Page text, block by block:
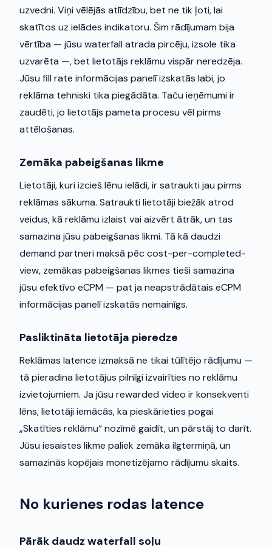
uzvedni. Viņi vēlējās atlīdzību, bet ne tik ļoti, lai
skatītos uz ielādes indikatoru. Šim rādījumam bija
vērtība — jūsu waterfall atrada pircēju, izsole tika
uzvarēta —, bet lietotājs reklāmu vispār neredzēja.
Jūsu fill rate informācijas panelī izskatās labi, jo
reklāma tehniski tika piegādāta. Taču ieņēmumi ir
zaudēti, jo lietotājs pameta procesu vēl pirms
attēlošanas.
Zemāka pabeigšanas likme
Lietotāji, kuri izcieš lēnu ielādi, ir satraukti jau pirms
reklāmas sākuma. Satraukti lietotāji biežāk atrod
veidus, kā reklāmu izlaist vai aizvērt ātrāk, un tas
samazina jūsu pabeigšanas likmi. Tā kā daudzi
demand partneri maksā pēc cost-per-completed-
view, zemākas pabeigšanas likmes tieši samazina
jūsu efektīvo eCPM — pat ja neapstrādātais eCPM
informācijas panelī izskatās nemainīgs.
Pasliktināta lietotāja pieredze
Reklāmas latence izmaksā ne tikai tūlītējo rādījumu —
tā pieradina lietotājus pilnīgi izvairīties no reklāmu
izvietojumiem. Ja jūsu rewarded video ir konsekventi
lēns, lietotāji iemācās, ka pieskārieties pogai
„Skatīties reklāmu“ nozīmē gaidīt, un pārstāj to darīt.
Jūsu iesaistes likme paliek zemāka ilgtermiņā, un
samazinās kopējais monetizējamo rādījumu skaits.
No kurienes rodas latence
Pārāk daudz waterfall soļu